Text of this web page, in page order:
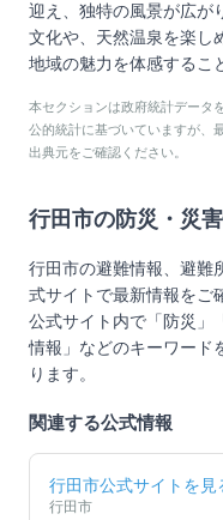
迎え、独特の風景が広が
文化や、天然温泉を楽し
地域の魅力を体感するこ
本セクションは政府統計データ
公的統計に基づいていますが、
出典元をご確認ください。
行田市の防災・災
行田市の避難情報、避難
式サイトで最新情報をご
公式サイト内で「防災」
情報」などのキーワード
ります。
関連する公式情報
行田市公式サイトを見
行田市